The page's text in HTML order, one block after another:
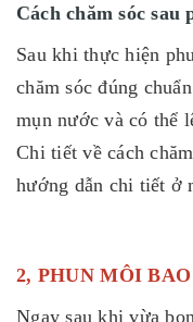
Cách chăm sóc sau
Sau khi thực hiện
chăm sóc đúng
mụn nước và có thể
Chi tiết về cách
hướng dẫn chi tiết ở
2, PHUN MÔI
Ngay sau khi vừa